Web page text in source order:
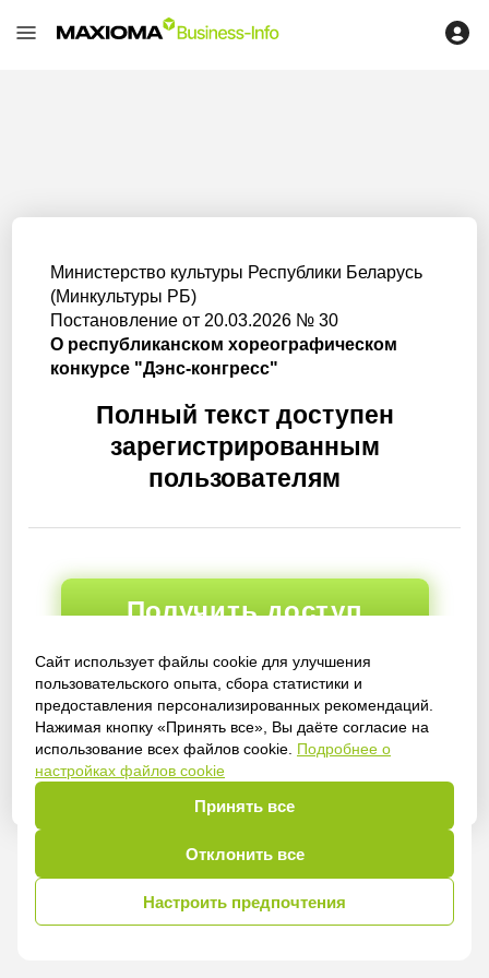
Сайт использует файлы cookie для улучшения
пользовательского опыта, сбора статистики и
предоставления персонализированных рекомендаций.
Нажимая кнопку «Принять все», Вы даёте согласие на
использование всех файлов cookie. Подробнее о
настройках файлов cookie
Принять все
Отклонить все
Настроить предпочтения
Министерство культуры Республики Беларусь
(Минкультуры РБ)
Постановление от 20.03.2026 № 30
О республиканском хореографическом
конкурсе "Дэнс-конгресс"
Полный текст доступен
зарегистрированным
пользователям
Получить доступ
Войти